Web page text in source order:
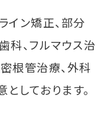
イン矯正、部分
科、フルマウス治
根管治療、外科
しております。